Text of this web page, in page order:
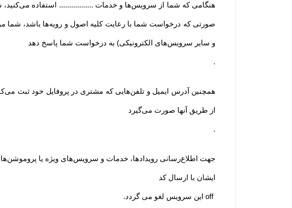
هنگامی که شما از سرویس‌‏ها و خدمات ................. استفاده می‏‌کنید،
صورتی که درخواست شما با رعایت کلیه اصول و رویه‏‌ها باشد، شما
و سایر سرویس‌های الکترونیکی) به درخواست شما پاسخ دهد
.
همچنین آدرس ایمیل و تلفن‌هایی که مشتری در پروفایل خود ثبت
از طریق آنها صورت می‌گیرد
.
جهت اطلاع‌رسانی رویدادها، خدمات و سرویس‌های ویژه یا
ایشان با ارسال کد
off این سرویس لغو می گردد.